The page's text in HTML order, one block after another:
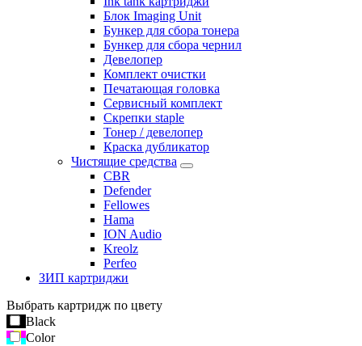
Блок Imaging Unit
Бункер для сбора тонера
Бункер для сбора чернил
Девелопер
Комплект очистки
Печатающая головка
Сервисный комплект
Скрепки staple
Тонер / девелопер
Краска дубликатор
Чистящие средства
CBR
Defender
Fellowes
Hama
ION Audio
Kreolz
Perfeo
ЗИП картриджи
Выбрать картридж по цвету
Black
Color